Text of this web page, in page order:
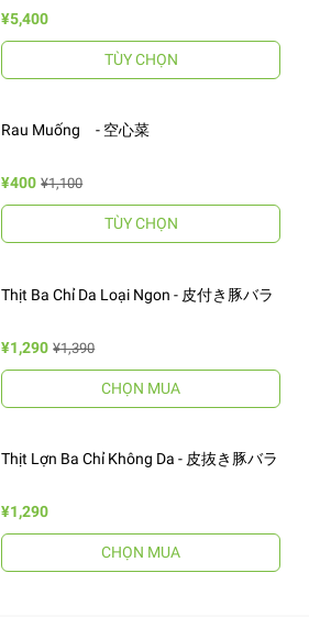
¥5,400
TÙY CHỌN
Rau Muống - 空心菜
¥400 ¥1,100
TÙY CHỌN
Thịt Ba Chỉ Da Loại Ngon - 皮付き豚バラ
¥1,290 ¥1,390
CHỌN MUA
Thịt Lợn Ba Chỉ Không Da - 皮抜き豚バラ
¥1,290
CHỌN MUA